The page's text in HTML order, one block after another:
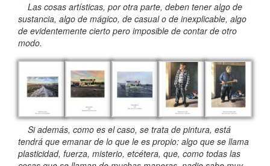
Las cosas artísticas, por otra parte, deben tener algo de
sustancia, algo de mágico, de casual o de inexplicable, algo
de evidentemente cierto pero imposible de contar de otro
modo.
Si además, como es el caso, se trata de pintura, está
tendrá que emanar de lo que le es propio: algo que se llama
plasticidad, fuerza, misterio, etcétera, que, como todas las